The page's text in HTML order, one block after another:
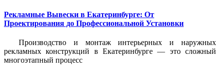
Рекламные Вывески в Екатеринбурге: От
Проектирования до Профессиональной Установки
Производство и монтаж интерьерных и наружных
рекламных конструкций в Екатеринбурге — это сложный
многоэтапный процесс